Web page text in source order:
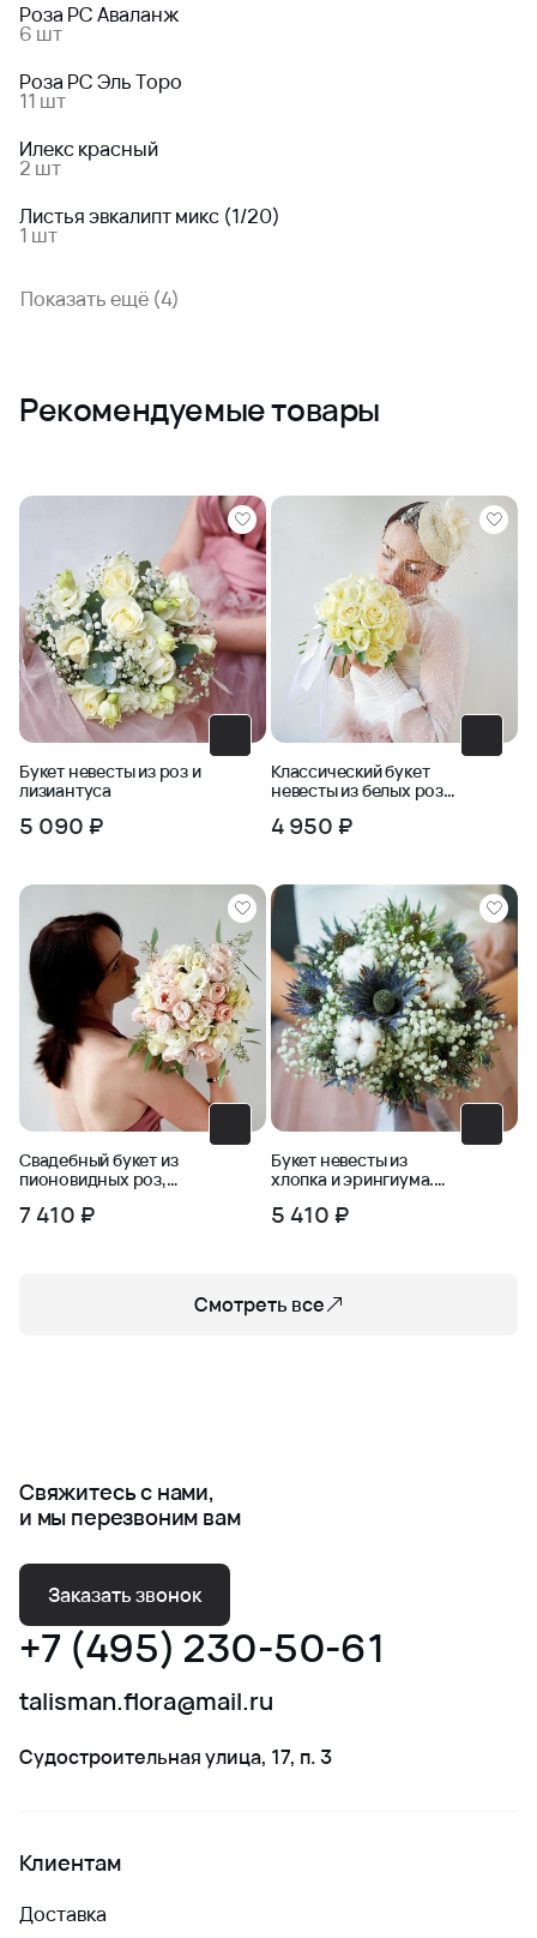
Роза РС Аваланж
6 шт
Роза РС Эль Торо
11 шт
Илекс красный
2 шт
Листья эвкалипт микс (1/20)
1 шт
Показать ещё (4)
Рекомендуемые товары
Букет невесты из роз и
лизиантуса
5 090 ₽
Классический букет
невесты из белых роз
4 950 ₽
Свадебный букет из
пионовидных роз,
7 410 ₽
Букет невесты из
хлопка и эрингиума.
5 410 ₽
Смотреть все
Свяжитесь с нами,
и мы перезвоним вам
Заказать звонок
+7 (495) 230-50-61
talisman.flora@mail.ru
Судостроительная улица, 17, п. 3
Клиентам
Доставка